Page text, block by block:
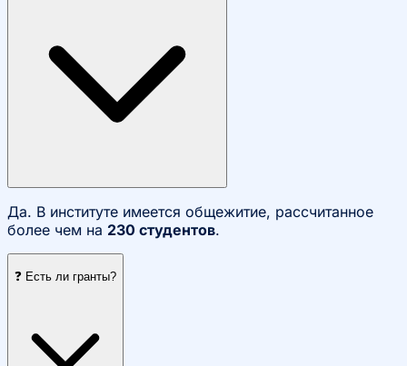
Да. В институте имеется общежитие, рассчитанное
более чем на 230 студентов.
❓ Есть ли гранты?